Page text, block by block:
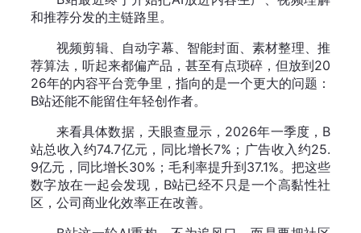
和推荐分发的主链路里。
视频剪辑、自动字幕、智能封面、素材整理、推
荐算法，听起来都偏产品，甚至有点琐碎，但放到20
26年的内容平台竞争里，指向的是一个更大的问题：
B站还能不能留住年轻创作者。
来看具体数据，天眼查显示，2026年一季度，B
站总收入约74.7亿元，同比增长7%；广告收入约25.
9亿元，同比增长30%；毛利率提升到37.1%。把这些
数字放在一起会发现，B站已经不只是一个高黏性社
区，公司商业化效率正在改善。